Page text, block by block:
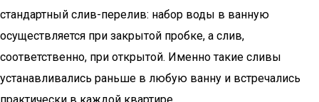
стандартный слив-перелив: набор воды в ванную
осуществляется при закрытой пробке, а слив,
соответственно, при открытой. Именно такие сливы
устанавливались раньше в любую ванну и встречались